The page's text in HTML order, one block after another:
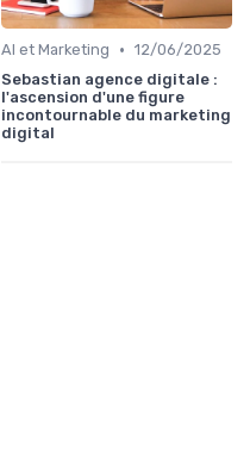
AI et Marketing • 12/06/2025
Sebastian agence digitale :
l'ascension d'une figure
incontournable du marketing
digital